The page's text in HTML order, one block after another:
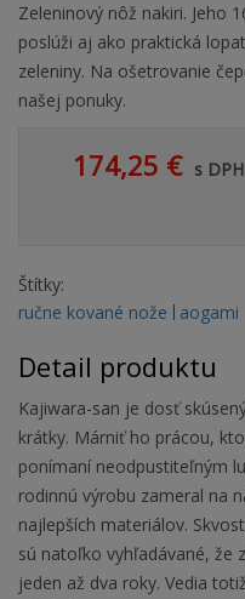
Zeleninový nôž nakiri. Jeho
poslúži aj ako praktická
zeleniny. Na ošetrovanie
našej ponuky.
174,25 € s DPH
Štítky:
ručne kované nože
aogami
Detail produktu
Kajiwara-san je dosť
krátky. Márniť ho prácou,
ponímaní neodpustiteľným
rodinnú výrobu zameral na
najlepších materiálov.
sú natoľko vyhľadávané, že
jeden až dva roky. Vedia